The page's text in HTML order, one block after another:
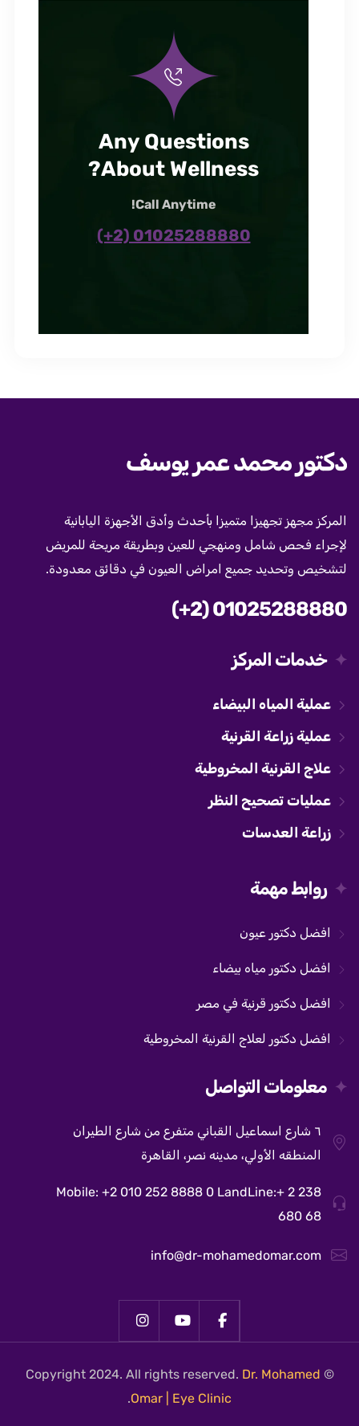
Any Questions
About Wellness?
Call Anytime!
(+2) 01025288880
دكتور محمد عمر يوسف
المركز مجهز تجهيزا متميزا بأحدث وأدق الأجهزة اليابانية
لإجراء فحص شامل ومنهجي للعين وبطريقة مريحة للمريض
لتشخيص وتحديد جميع امراض العيون في دقائق معدودة.
(+2) 01025288880
خدمات المركز
عملية المياه البيضاء
عملية زراعة القرنية
علاج القرنية المخروطية
عمليات تصحيح النظر
زراعة العدسات
روابط مهمة
افضل دكتور عيون
افضل دكتور مياه بيضاء
افضل دكتور قرنية في مصر
افضل دكتور لعلاج القرنية المخروطية
معلومات التواصل
٦ شارع اسماعيل القباني متفرع من شارع الطيران
المنطقه الأولي، مدينه نصر، القاهرة
Mobile: +2 010 252 8888 0 LandLine:+ 2 238
680 68
info@dr-mohamedomar.com
© Copyright 2024. All rights reserved.
Dr. Mohamed
Omar | Eye Clinic
.